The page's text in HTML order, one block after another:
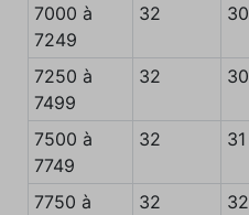
7000 à
7249
32 30
7250 à
7499
32 30
7500 à
7749
32 31
7750 à
32 32